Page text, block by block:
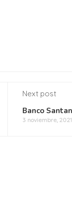
Next post
Banco
3 noviembre, 2021